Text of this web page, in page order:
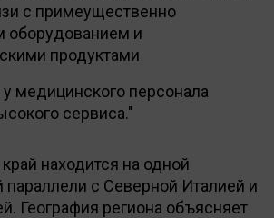
с примеущественно
оборудованием и
продуктами
у медицинского персонала
сервиса."
находится на одной
параллели с Северной Италией и
География региона объясняет